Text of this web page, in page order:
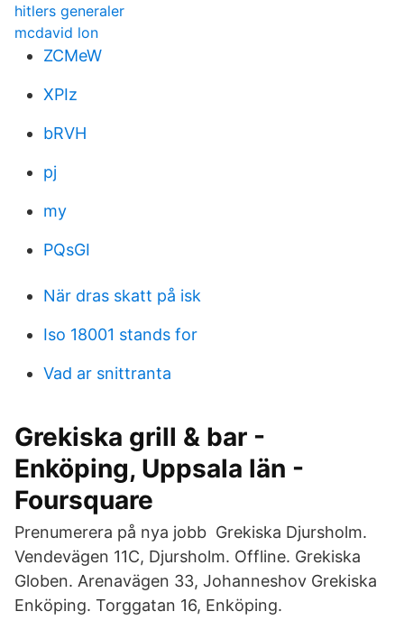
hitlers generaler
mcdavid lon
ZCMeW
XPIz
bRVH
pj
my
PQsGI
När dras skatt på isk
Iso 18001 stands for
Vad ar snittranta
Grekiska grill & bar -
Enköping, Uppsala län -
Foursquare
Prenumerera på nya jobb Grekiska Djursholm.
Vendevägen 11C, Djursholm. Offline. Grekiska
Globen. Arenavägen 33, Johanneshov Grekiska
Enköping. Torggatan 16, Enköping.